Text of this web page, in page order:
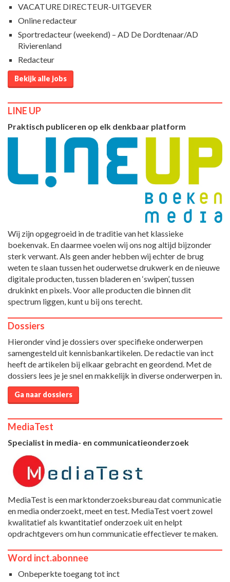
VACATURE DIRECTEUR-UITGEVER
Online redacteur
Sportredacteur (weekend) – AD De Dordtenaar/AD
Rivierenland
Redacteur
Bekijk alle jobs
LINE UP
Praktisch publiceren op elk denkbaar platform
Wij zijn opgegroeid in de traditie van het klassieke
boekenvak. En daarmee voelen wij ons nog altijd bijzonder
sterk verwant. Als geen ander hebben wij echter de brug
weten te slaan tussen het ouderwetse drukwerk en de nieuwe
digitale producten, tussen bladeren en ‘swipen’, tussen
drukinkt en pixels. Voor alle producten die binnen dit
spectrum liggen, kunt u bij ons terecht.
Dossiers
Hieronder vind je dossiers over specifieke onderwerpen
samengesteld uit kennisbankartikelen. De redactie van inct
heeft de artikelen bij elkaar gebracht en geordend. Met de
dossiers lees je je snel en makkelijk in diverse onderwerpen in.
Ga naar dossiers
MediaTest
Specialist in media- en communicatieonderzoek
MediaTest is een marktonderzoeksbureau dat communicatie
en media onderzoekt, meet en test. MediaTest voert zowel
kwalitatief als kwantitatief onderzoek uit en helpt
opdrachtgevers om hun communicatie effectiever te maken.
Word inct.abonnee
Onbeperkte toegang tot inct